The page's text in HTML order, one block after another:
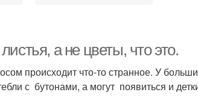
а не цветы, что это.
происходит что-то странное. У
с бутонами, а могут появиться и